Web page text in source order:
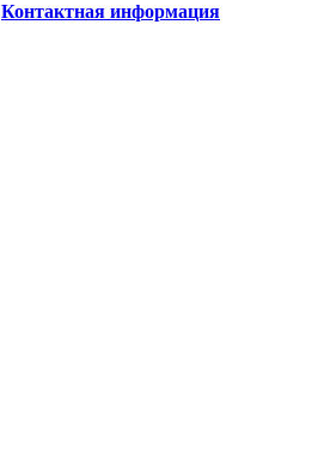
Контактная информация